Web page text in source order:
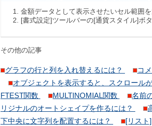
金額データとして表示させたいセル範囲
[書式設定]ツールバーの[通貨スタイル]ボ
その他の記事
グラフの行と列を入れ替えるには？
コ
オブジェクトを表示すると、スクロール
FTEST関数
MULTINOMIAL関数
名前
リジナルのオートシェイプを作るには？
下中央に文字列を配置するには？
[リスト